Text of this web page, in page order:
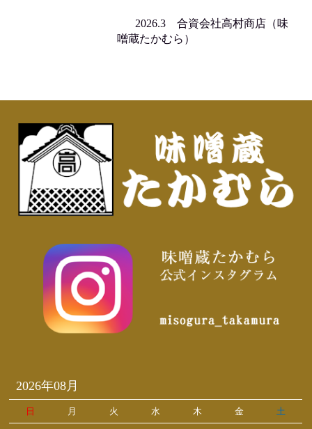
2026.3 合資会社高村商店（味
噌蔵たかむら）
2026年08月
日 月 火 水 木 金 土